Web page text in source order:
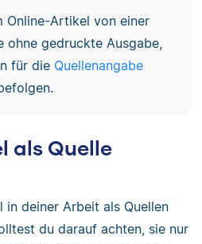
Online-Artikel von einer
ohne gedruckte Ausgabe,
für die Quellenangabe
als Quelle
in deiner Arbeit als Quellen
du darauf achten, sie nur